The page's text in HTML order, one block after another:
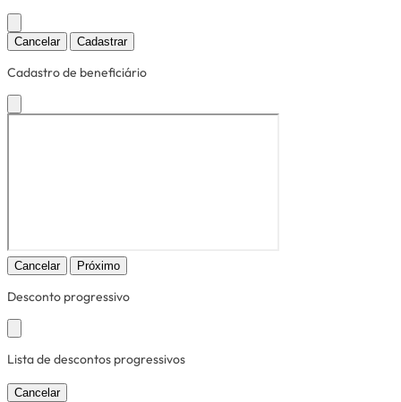
Cancelar Cadastrar
Cadastro de beneficiário
Cancelar Próximo
Desconto progressivo
Lista de descontos progressivos
Cancelar